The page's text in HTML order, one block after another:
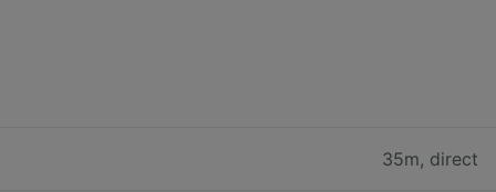
35m, direct